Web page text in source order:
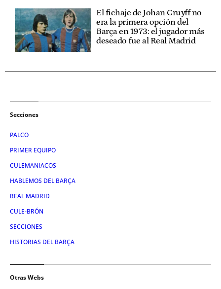
El fichaje de Johan Cruyff no
era la primera opción del
Barça en 1973: el jugador más
deseado fue al Real Madrid
Secciones
PALCO
PRIMER EQUIPO
CULEMANIACOS
HABLEMOS DEL BARÇA
REAL MADRID
CULE-BRÓN
SECCIONES
HISTORIAS DEL BARÇA
Otras Webs